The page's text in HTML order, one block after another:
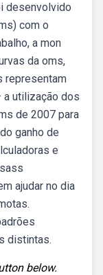
desenvolvido
com o
a mon
da oms,
representam
utilização dos
de 2007 para
ganho de
e
ajudar no dia
distintas.
below.